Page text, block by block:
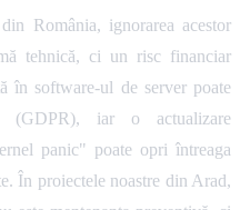
România, ignorarea acestor
tehnică, ci un risc financiar
în software-ul de server poate
(GDPR), iar o actualizare
panic" poate opri întreaga
În proiectele noastre din Arad,